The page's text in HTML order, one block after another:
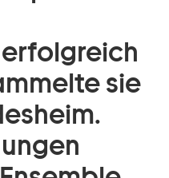
sie